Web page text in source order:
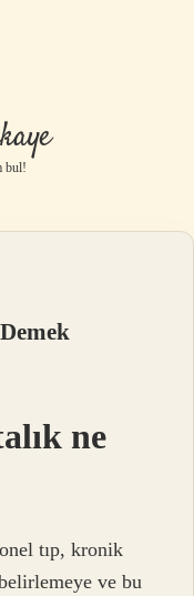
bul!
ne
tıp, kronik
ve bu